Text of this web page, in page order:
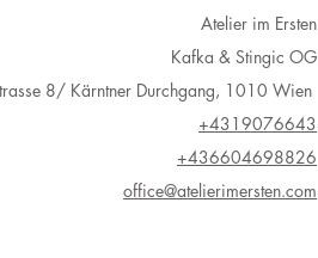
Atelier im Ersten
Kafka & Stingic OG
8/ Kärntner Durchgang, 1010 Wien
+4319076643
+436604698826
office@atelierimersten.com